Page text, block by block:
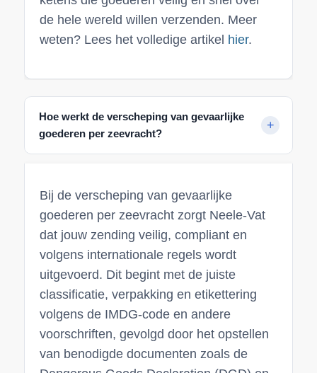
de hele wereld willen verzenden. Meer
weten? Lees het volledige artikel hier.
Hoe werkt de verscheping van gevaarlijke
goederen per zeevracht?
Bij de verscheping van gevaarlijke
goederen per zeevracht zorgt Neele-Vat
dat jouw zending veilig, compliant en
volgens internationale regels wordt
uitgevoerd. Dit begint met de juiste
classificatie, verpakking en etikettering
volgens de IMDG-code en andere
voorschriften, gevolgd door het opstellen
van benodigde documenten zoals de